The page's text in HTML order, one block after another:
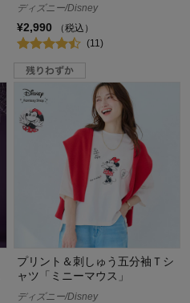
ディズニー/Disney
¥2,990
（税込）
(11)
プリント＆刺しゅう五分袖Ｔシ
ャツ「ミニーマウス」
ディズニー/Disney